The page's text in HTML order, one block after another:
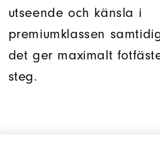
utseende och känsla i
premiumklassen
det ger maximalt
steg.